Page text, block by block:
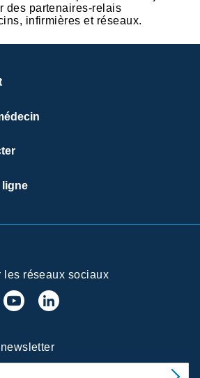
des partenaires-relais
infirmières et réseaux.
ligne
les réseaux sociaux